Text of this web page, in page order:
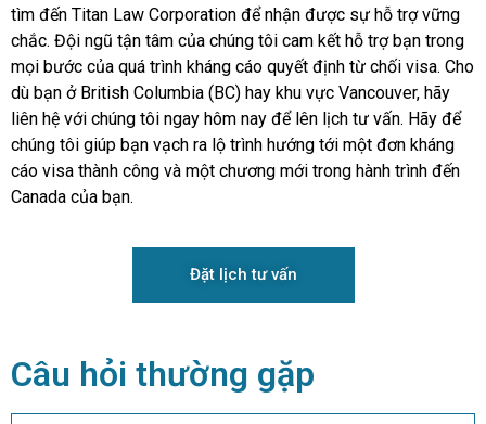
tìm đến Titan Law Corporation để nhận được sự hỗ trợ vững
chắc. Đội ngũ tận tâm của chúng tôi cam kết hỗ trợ bạn trong
mọi bước của quá trình kháng cáo quyết định từ chối visa. Cho
dù bạn ở British Columbia (BC) hay khu vực Vancouver, hãy
liên hệ với chúng tôi ngay hôm nay để lên lịch tư vấn. Hãy để
chúng tôi giúp bạn vạch ra lộ trình hướng tới một đơn kháng
cáo visa thành công và một chương mới trong hành trình đến
Canada của bạn.
Đặt lịch tư vấn
Câu hỏi thường gặp